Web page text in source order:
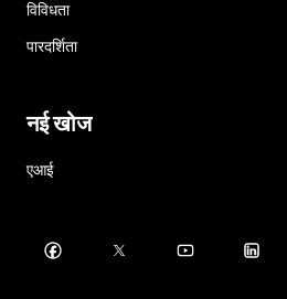
विविधता
पारदर्शिता
नई खोज
एआई